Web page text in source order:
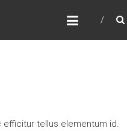
efficitur tellus elementum id.